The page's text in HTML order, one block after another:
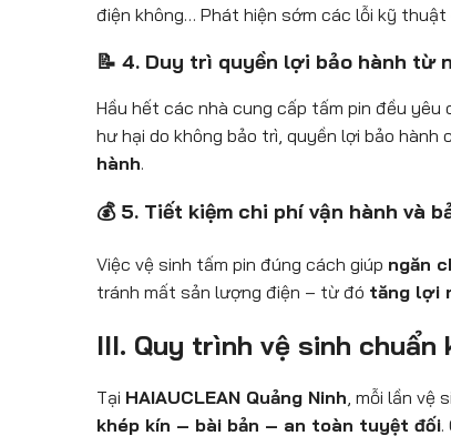
điện không… Phát hiện sớm các lỗi kỹ thuật
📝 4. Duy trì quyền lợi bảo hành từ
Hầu hết các nhà cung cấp tấm pin đều yêu
hư hại do không bảo trì, quyền lợi bảo
hành.
💰 5. Tiết kiệm chi phí vận hành và
Việc vệ sinh tấm pin đúng cách giúp ngăn
tránh mất sản lượng điện – từ đó tăng lợi
III. Quy trình vệ sinh chuẩn
Tại HAIAUCLEAN Quảng Ninh, mỗi lần vệ
khép kín – bài bản – an toàn tuyệt đối.